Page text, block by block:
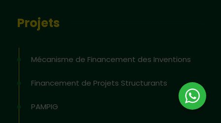
Projets
Mécanisme de Financement des Inventions
Financement de Projets Structurants
PAMPIG